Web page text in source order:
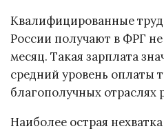
Квалифицированные
России получают в ФРГ
месяц. Такая зарплата
средний уровень оплаты
благополучных отраслях
Наиболее острая